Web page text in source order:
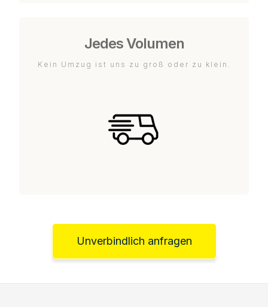
Jedes Volumen
Kein Umzug ist uns zu groß oder zu klein.
Unverbindlich anfragen